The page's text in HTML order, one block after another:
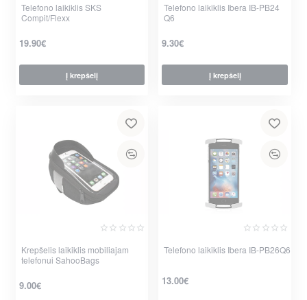
Telefono laikiklis SKS
Compit/Flexx
19.90€
Į krepšelį
Telefono laikiklis Ibera IB-PB24
Q6
9.30€
Į krepšelį
Krepšelis laikiklis mobiliajam
telefonui SahooBags
9.00€
Telefono laikiklis Ibera IB-PB26Q6
13.00€